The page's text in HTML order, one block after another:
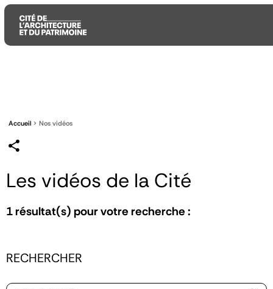
principal
principal
recherche
Accueil Nos vidéos
Les vidéos de la Cité
1résultat(s) pour votre recherche :
RECHERCHER